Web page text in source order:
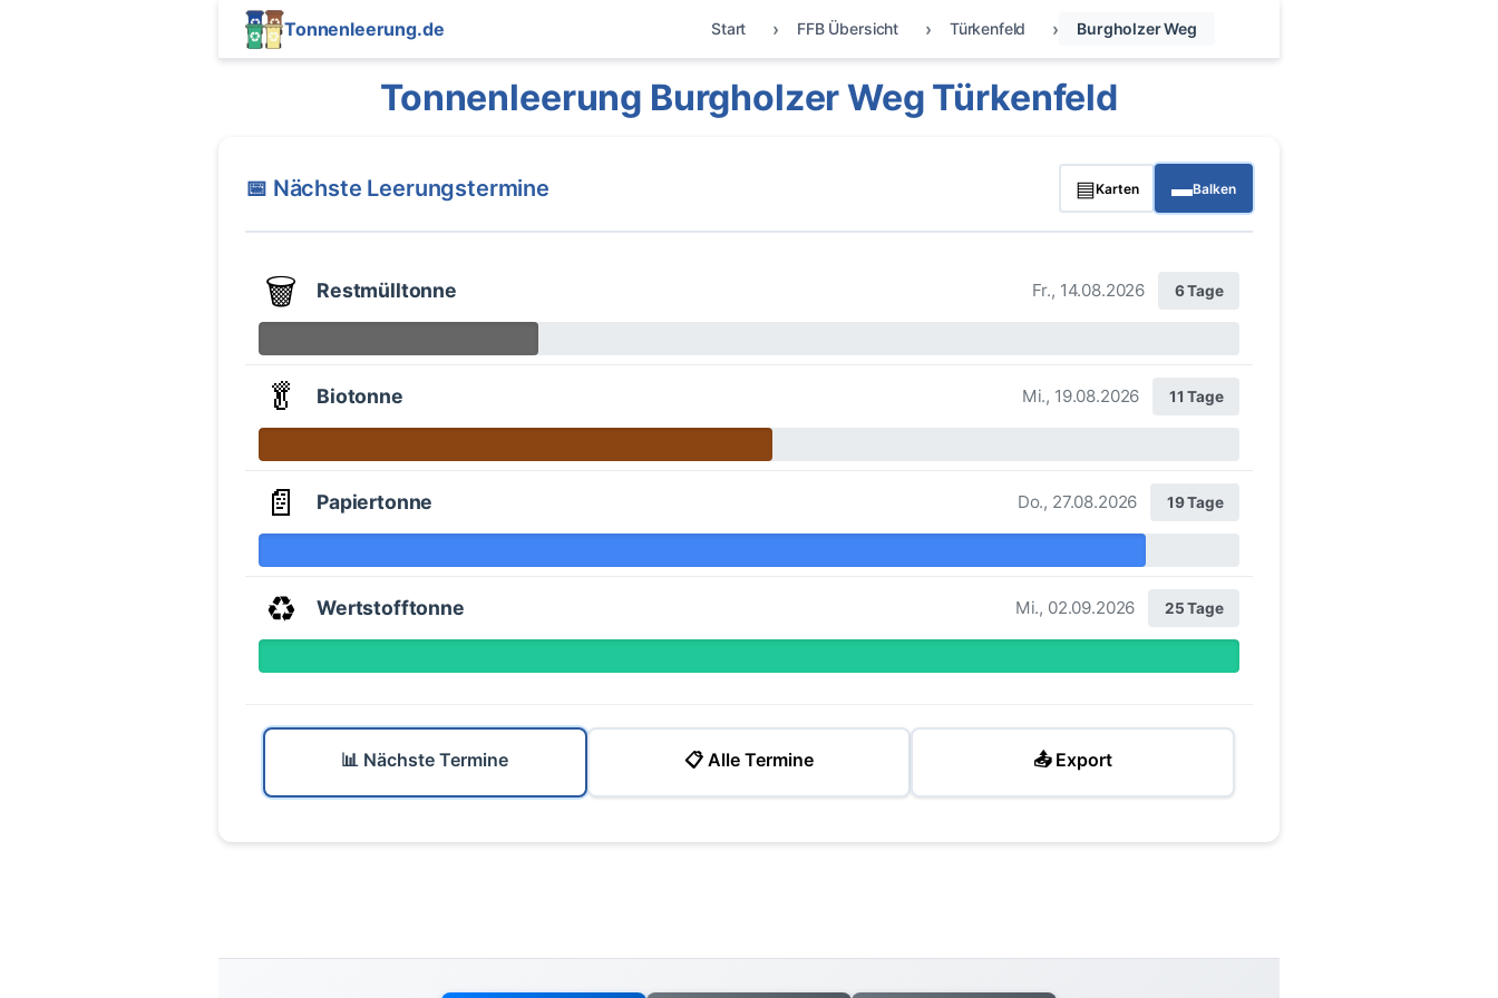
Tonnenleerung.de Start FFB Übersicht Türkenfeld Burgholzer Weg
Tonnenleerung Burgholzer Weg Türkenfeld
📅 Nächste Leerungstermine ▤Karten ▬Balken
🗑️ Restmülltonne Fr., 14.08.2026 6 Tage
🥬 Biotonne Mi., 19.08.2026 11 Tage
📄 Papiertonne Do., 27.08.2026 19 Tage
♻️ Wertstofftonne Mi., 02.09.2026 25 Tage
📊 Nächste Termine 📋 Alle Termine 📤 Export